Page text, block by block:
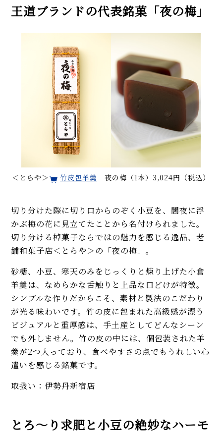
王道ブランドの代表銘菓「夜の梅」
＜とらや＞ 竹皮包羊羹 夜の梅（1本）3,024円（税込）
切り分けた際に切り口からのぞく小豆を、闇夜に浮
かぶ梅の花に見立てたことから名付けられました。
切り分ける棹菓子ならではの魅力を感じる逸品、老
舗和菓子店＜とらや＞の「夜の梅」。
砂糖、小豆、寒天のみをじっくりと煉り上げた小倉
羊羹は、なめらかな舌触りと上品な口どけが特徴。
シンプルな作りだからこそ、素材と製法のこだわり
が光る味わいです。竹の皮に包まれた高級感が漂う
ビジュアルと重厚感は、手土産としてどんなシーン
でも外しません。竹の皮の中には、個包装された羊
羹が2つ入っており、食べやすさの点でもうれしい心
遣いを感じる銘菓です。
取扱い：伊勢丹新宿店
とろ〜り求肥と小豆の絶妙なハーモ